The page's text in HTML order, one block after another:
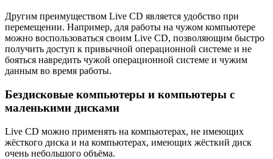
Другим преимуществом Live CD является удобство при
перемещении. Например, для работы на чужом компьютере
можно воспользоваться своим Live CD, позволяющим быстро
получить доступ к привычной операционной системе и не
бояться навредить чужой операционной системе и чужим
данным во время работы.
Бездисковые компьютеры и компьютеры с
маленькими дисками
Live CD можно применять на компьютерах, не имеющих
жёсткого диска и на компьютерах, имеющих жёсткий диск
очень небольшого объёма.